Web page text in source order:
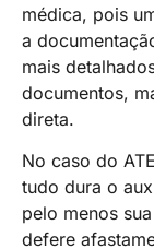
médica, pois
a
mais
documentos,
direta.
No caso do
tudo dura o
pelo menos
defere